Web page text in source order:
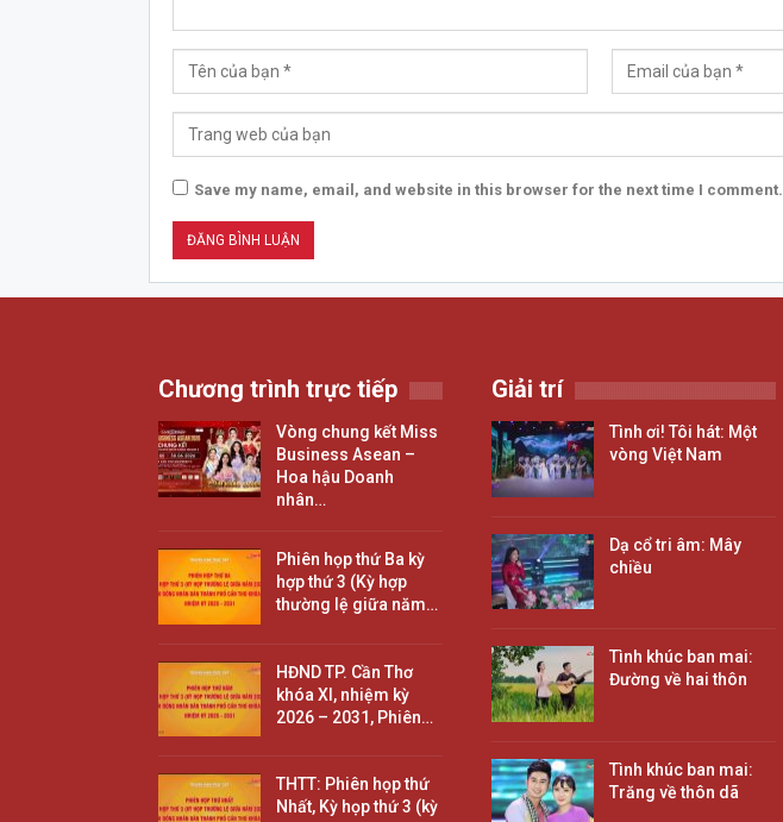
Save my name, email, and website in this browser for the next time I comment.
Chương trình trực tiếp
Vòng chung kết Miss
Business Asean –
Hoa hậu Doanh
nhân…
Phiên họp thứ Ba kỳ
hợp thứ 3 (Kỳ hợp
thường lệ giữa năm…
HĐND TP. Cần Thơ
khóa XI, nhiệm kỳ
2026 – 2031, Phiên…
THTT: Phiên họp thứ
Nhất, Kỳ họp thứ 3 (kỳ
Giải trí
Tình ơi! Tôi hát: Một
vòng Việt Nam
Dạ cổ tri âm: Mây
chiều
Tình khúc ban mai:
Đường về hai thôn
Tình khúc ban mai:
Trăng về thôn dã